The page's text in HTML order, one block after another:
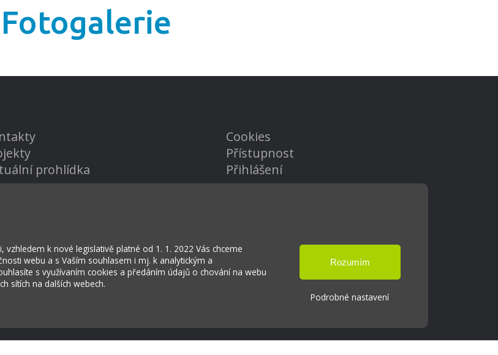
Fotogalerie
k nové legislativě platné od 1. 1. 2022 Vás chceme
webu a s Vaším souhlasem i mj. k analytickým a
s využívaním cookies a předáním údajů o chování na webu
sítích na dalších webech.
Podrobné nastavení
prohlídka
Cookies
Přístupnost
Přihlášení